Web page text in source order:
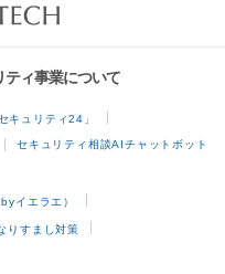
ティ事業について
キュリティ24」
セキュリティ相談AIチャットボット
イエラエ）
りすまし対策